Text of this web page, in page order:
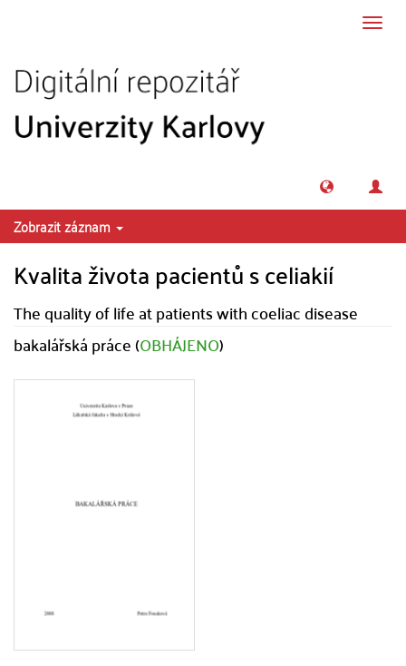
Zobrazit záznam
Kvalita života pacientů s celiakií
The quality of life at patients with coeliac disease
bakalářská práce (OBHÁJENO)